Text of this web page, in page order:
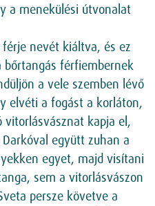
a menekülési útvonalat
nevét kiáltva, és ez
bőrtangás férfiembernek
a vele szemben lévő
elvéti a fogást a korláton,
vitorlásvásznat kapja el,
együtt zuhan a
egyet, majd visítani
sem a vitorlásvászon
persze követve a